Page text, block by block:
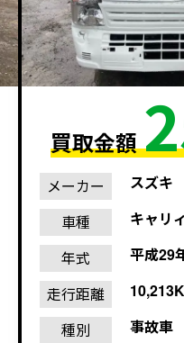
買取金額
メーカー
スズキ
車種
キャリ
年式
平成29
走行距離
種別
事故車